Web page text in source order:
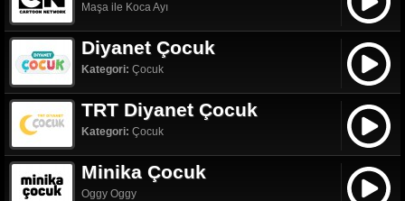
Maşa ile Koca Ayı
Diyanet Çocuk
Kategori: Çocuk
TRT Diyanet Çocuk
Kategori: Çocuk
Minika Çocuk
Oggy Oggy